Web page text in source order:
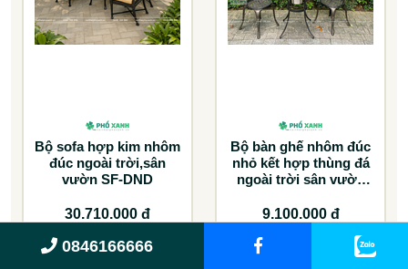
Bộ sofa hợp kim nhôm
đúc ngoài trời,sân
vườn SF-DND
30.710.000 đ
41.500.000 đ
Bộ bàn ghế nhôm đúc
nhỏ kết hợp thùng đá
ngoài trời sân vườn
9.100.000 đ
13.000.000 đ
0846166666